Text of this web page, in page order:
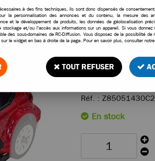
MHD
24,90 €
Réf. : Z85051430C2
En stock
à des fins techniques, ils sont donc dispensés de
la personnalisation des annonces et du contenu, la mesure des
et le développement de produits, les données de géolocalisation
stockage et/ou l'accès aux informations sur un appareil. Si vous donnez
des sous-domaines de RC-Diffusion. Vous disposez de la possibilité de
le widget en bas à droite de la page. Pour en savoir plus, consulter
TOUT REFUSER